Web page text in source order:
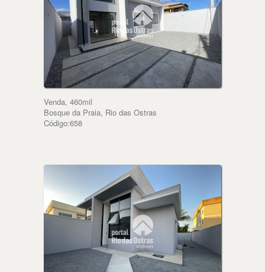
Venda, 460mil
Bosque da Praia, Rio das Ostras
Código:658